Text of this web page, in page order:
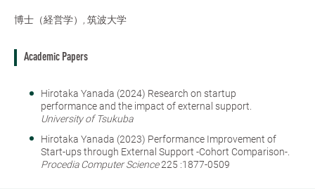
博士（経営学）, 筑波大学
Academic Papers
Hirotaka Yanada (2024) Research on startup
performance and the impact of external support.
University of Tsukuba
Hirotaka Yanada (2023) Performance Improvement of
Start-ups through External Support -Cohort Comparison-.
Procedia Computer Science225 :1877-0509